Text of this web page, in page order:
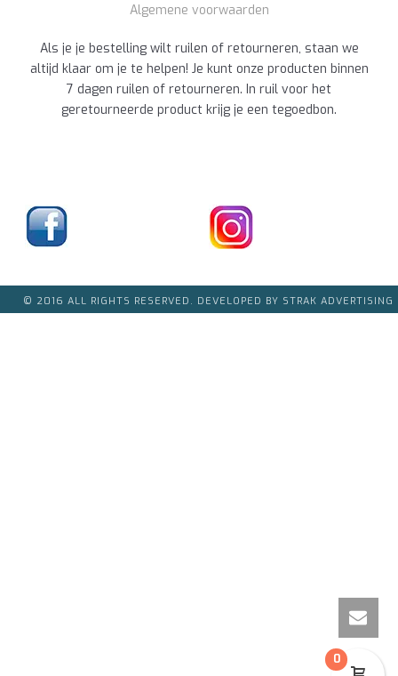
Algemene voorwaarden
Als je je bestelling wilt ruilen of retourneren, staan we
altijd klaar om je te helpen! Je kunt onze producten binnen
7 dagen ruilen of retourneren. In ruil voor het
geretourneerde product krijg je een tegoedbon.
© 2016 ALL RIGHTS RESERVED. DEVELOPED BY STRAK ADVERTISING
0